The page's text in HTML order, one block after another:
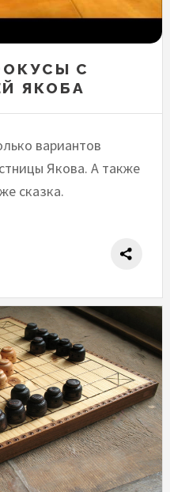
С
ЯКОБА
вариантов
Якова. А также
сказка.